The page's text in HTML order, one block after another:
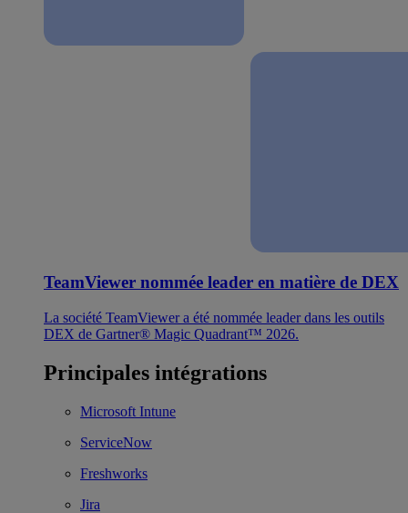
TeamViewer nommée leader en matière de DEX
La société TeamViewer a été nommée leader dans les outils
DEX de Gartner® Magic Quadrant™ 2026.
Principales intégrations
Microsoft Intune
ServiceNow
Freshworks
Jira